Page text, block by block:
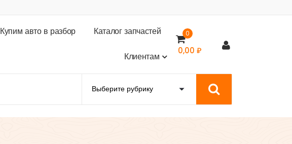
Купим авто в разбор Каталогзапчастей
Клиентам
0
0,00 ₽